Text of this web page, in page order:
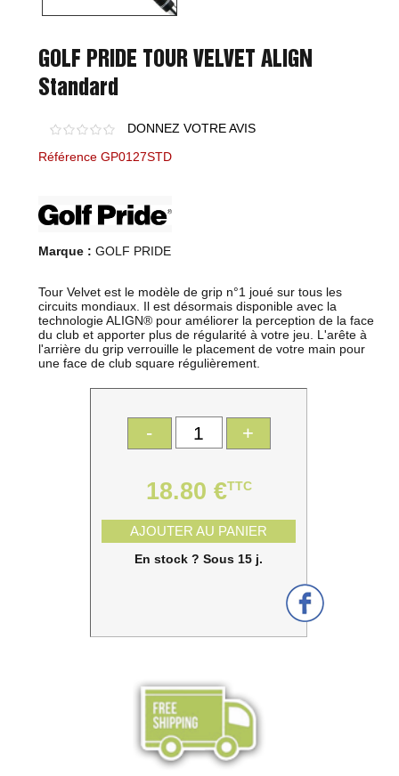
GOLF PRIDE TOUR VELVET ALIGN
Standard
DONNEZ VOTRE AVIS
Référence GP0127STD
Marque : GOLF PRIDE
Tour Velvet est le modèle de grip n°1 joué sur tous les
circuits mondiaux. Il est désormais disponible avec la
technologie ALIGN® pour améliorer la perception de la face
du club et apporter plus de régularité à votre jeu. L'arête à
l'arrière du grip verrouille le placement de votre main pour
une face de club square régulièrement.
- +
18.80 €TTC
AJOUTER AU PANIER
En stock ? Sous 15 j.